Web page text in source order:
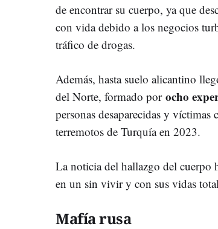
de encontrar su cuerpo, ya que
con vida debido a los negocios
tráfico de drogas.
Además, hasta suelo alicantino
del Norte, formado por ocho
personas desaparecidas y
terremotos de Turquía en 2023.
La noticia del hallazgo del cuerpo
en un sin vivir y con sus vidas
Mafía rusa